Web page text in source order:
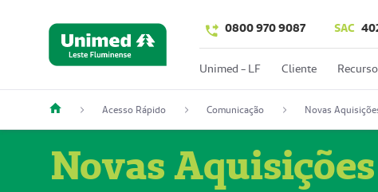
0800 970 9087 SAC
Unimed - LF Cliente
Acesso Rápido Comunicação Novas
Novas Aquisições